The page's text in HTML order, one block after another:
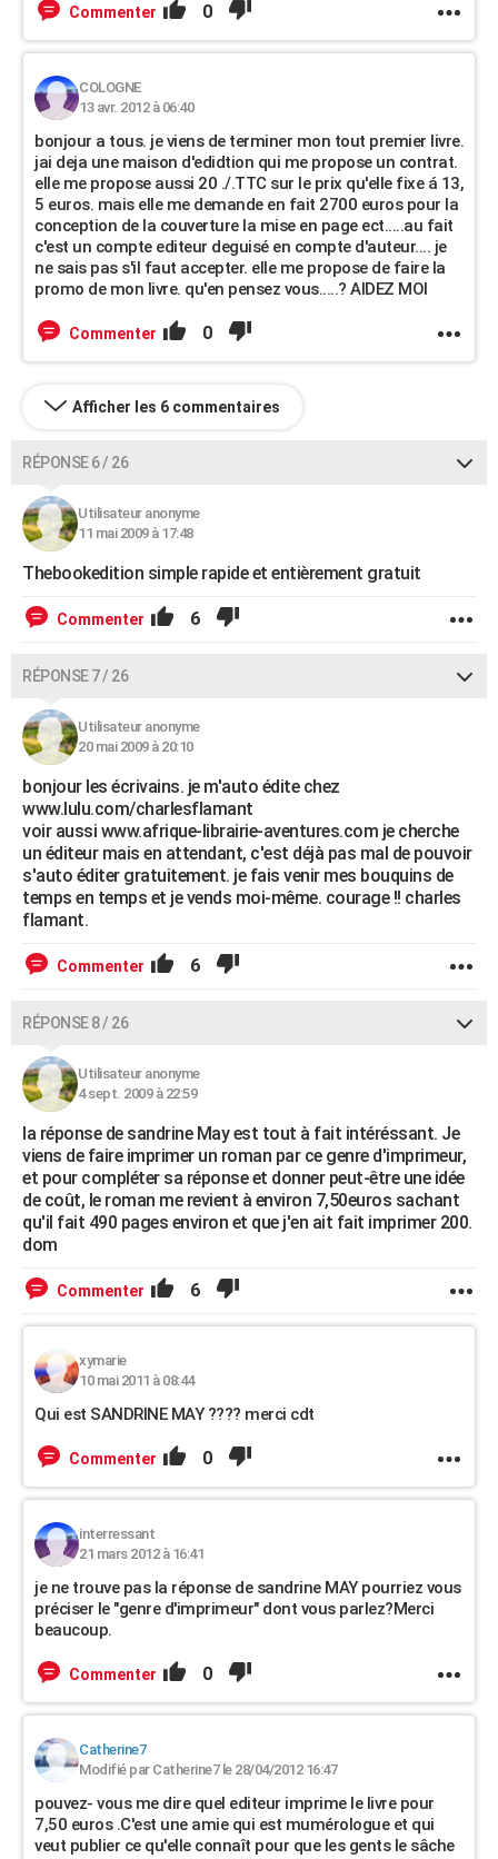
Commenter 0
COLOGNE
13 avr. 2012 à 06:40
bonjour a tous. je viens de terminer mon tout premier livre.
jai deja une maison d'edidtion qui me propose un contrat.
elle me propose aussi 20 ./.TTC sur le prix qu'elle fixe á 13,
5 euros. mais elle me demande en fait 2700 euros pour la
conception de la couverture la mise en page ect.....au fait
c'est un compte editeur deguisé en compte d'auteur.... je
ne sais pas s'il faut accepter. elle me propose de faire la
promo de mon livre. qu'en pensez vous.....? AIDEZ MOI
Commenter 0
Afficher les 6 commentaires
RÉPONSE 6 / 26
Utilisateur anonyme
11 mai 2009 à 17:48
Thebookedition simple rapide et entièrement gratuit
Commenter 6
RÉPONSE 7 / 26
Utilisateur anonyme
20 mai 2009 à 20:10
bonjour les écrivains. je m'auto édite chez
www.lulu.com/charlesflamant
voir aussi www.afrique-librairie-aventures.com je cherche
un éditeur mais en attendant, c'est déjà pas mal de pouvoir
s'auto éditer gratuitement. je fais venir mes bouquins de
temps en temps et je vends moi-même. courage !! charles
flamant.
Commenter 6
RÉPONSE 8 / 26
Utilisateur anonyme
4 sept. 2009 à 22:59
la réponse de sandrine May est tout à fait intéréssant. Je
viens de faire imprimer un roman par ce genre d'imprimeur,
et pour compléter sa réponse et donner peut-être une idée
de coût, le roman me revient à environ 7,50euros sachant
qu'il fait 490 pages environ et que j'en ait fait imprimer 200.
dom
Commenter 6
xymarie
10 mai 2011 à 08:44
Qui est SANDRINE MAY ???? merci cdt
Commenter 0
interressant
21 mars 2012 à 16:41
je ne trouve pas la réponse de sandrine MAY pourriez vous
préciser le "genre d'imprimeur" dont vous parlez?Merci
beaucoup.
Commenter 0
Catherine7
Modifié par Catherine7 le 28/04/2012 16:47
pouvez- vous me dire quel editeur imprime le livre pour
7,50 euros .C'est une amie qui est mumérologue et qui
veut publier ce qu'elle connaît pour que les gents le sâche